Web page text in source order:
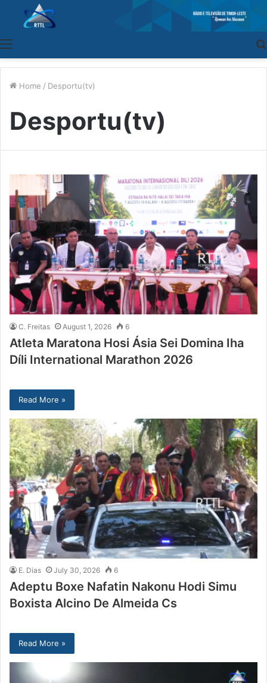
Home / Desportu(tv)
Desportu(tv)
C. Freitas August 1, 2026 6
Atleta Maratona Hosi Ásia Sei Domina Iha
Díli International Marathon 2026
Read More »
E. Dias July 30, 2026 6
Adeptu Boxe Nafatin Nakonu Hodi Simu
Boxista Alcino De Almeida Cs
Read More »